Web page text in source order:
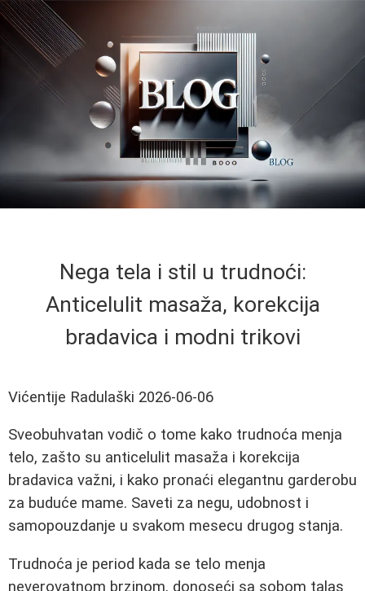
Nega tela i stil u trudnoći:
Anticelulit masaža, korekcija
bradavica i modni trikovi
Vićentije Radulaški 2026-06-06
Sveobuhvatan vodič o tome kako trudnoća menja
telo, zašto su anticelulit masaža i korekcija
bradavica važni, i kako pronaći elegantnu garderobu
za buduće mame. Saveti za negu, udobnost i
samopouzdanje u svakom mesecu drugog stanja.
Trudnoća je period kada se telo menja
neverovatnom brzinom, donoseći sa sobom talas